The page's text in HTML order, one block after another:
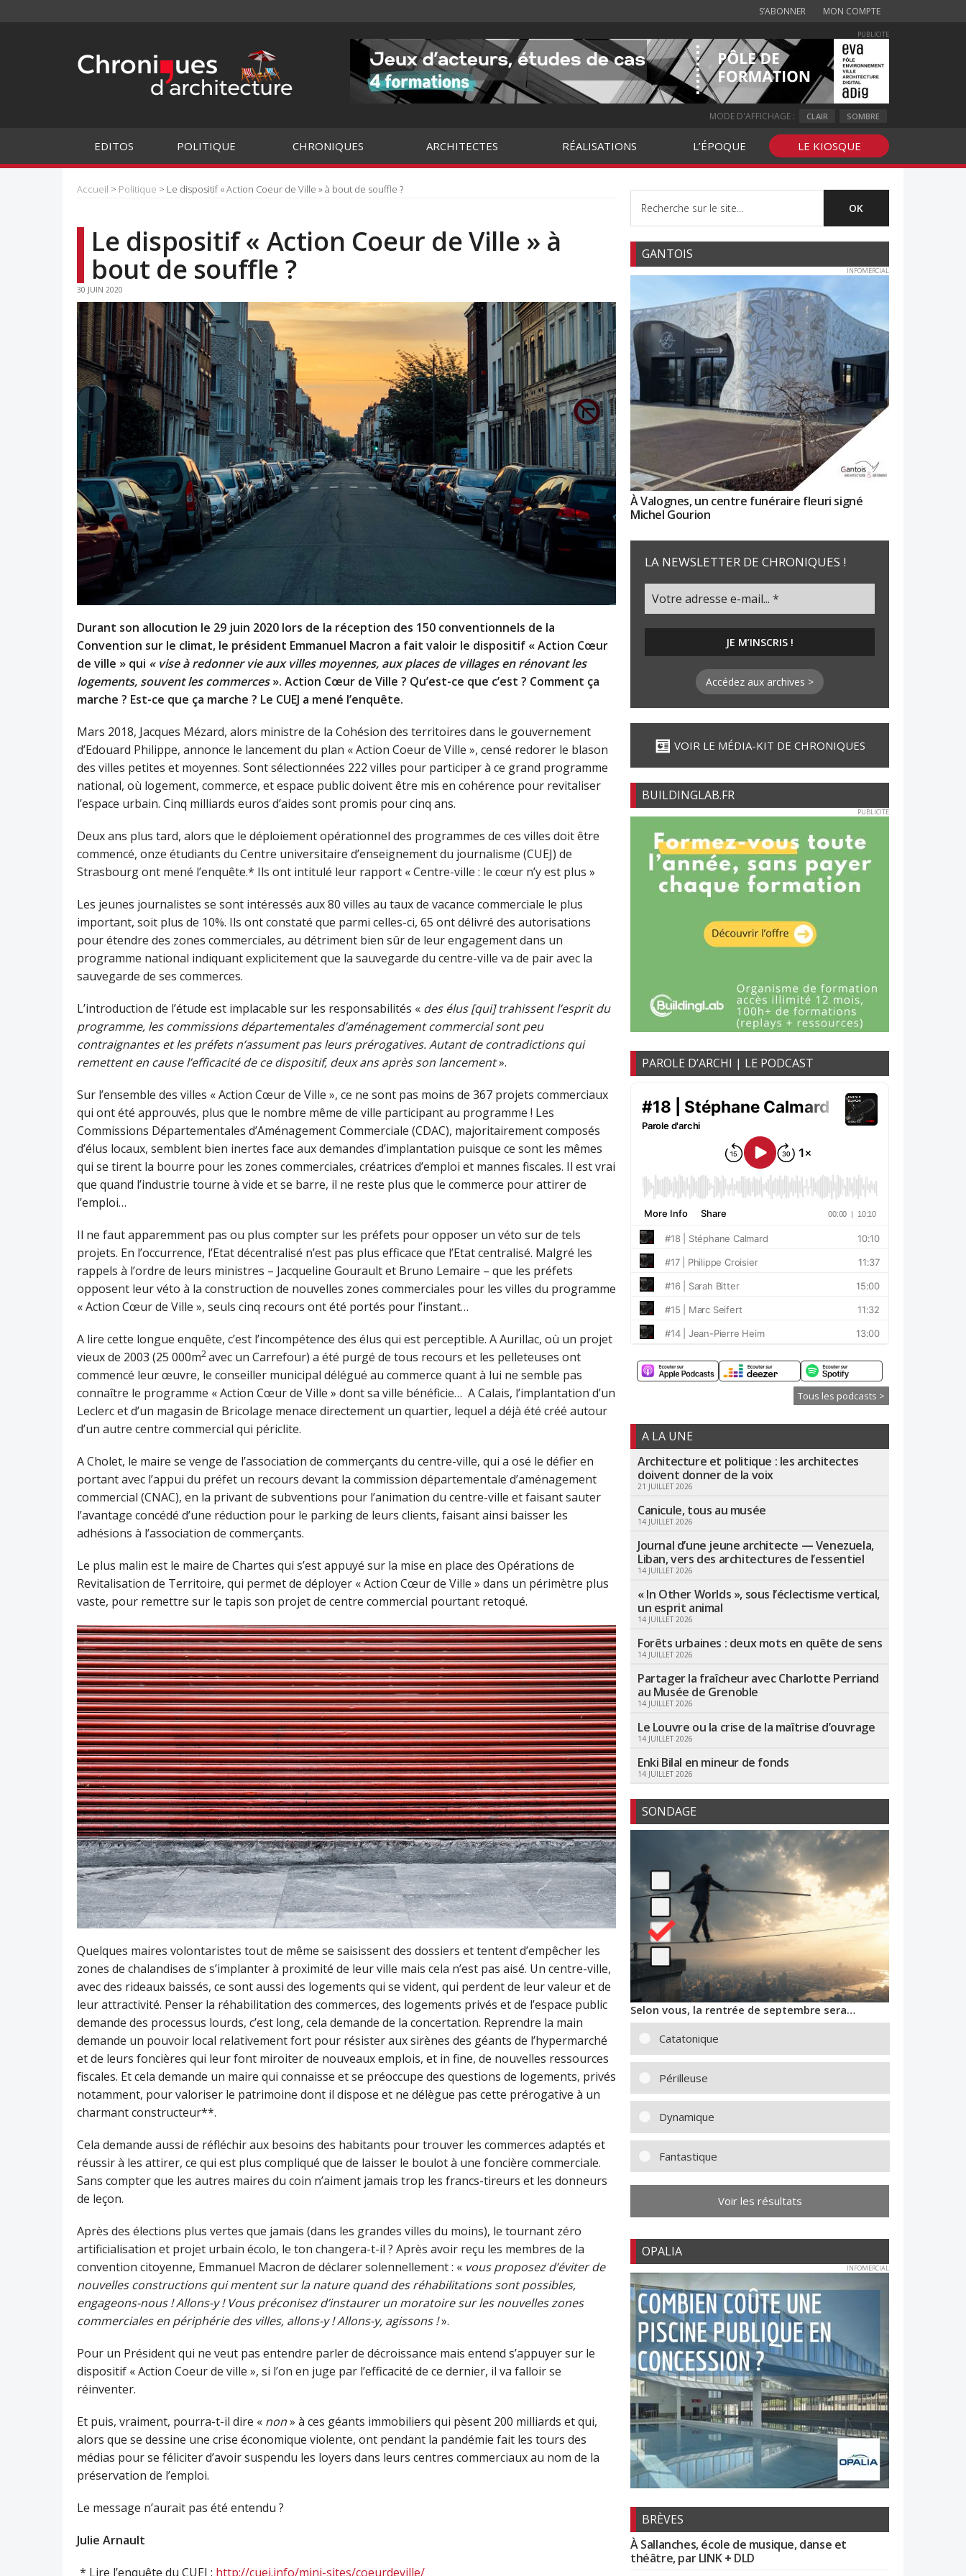
S’ABONNER MON COMPTE
PUBLICITE
MODE D'AFFICHAGE : CLAIR SOMBRE
EDITOS POLITIQUE CHRONIQUES ARCHITECTES RÉALISATIONS L’ÉPOQUE LE KIOSQUE
Accueil > Politique > Le dispositif « Action Coeur de Ville » à bout de souffle ?
Le dispositif « Action Coeur de Ville » à
bout de souffle ?
30 JUIN 2020
Durant son allocution le 29 juin 2020 lors de la réception des 150 conventionnels de la
Convention sur le climat, le président Emmanuel Macron a fait valoir le dispositif « Action Cœur
de ville » qui « vise à redonner vie aux villes moyennes, aux places de villages en rénovant les
logements, souvent les commerces». Action Cœur de Ville ? Qu’est-ce que c’est ? Comment ça
marche ? Est-ce que ça marche ? Le CUEJ a mené l’enquête.
Mars 2018, Jacques Mézard, alors ministre de la Cohésion des territoires dans le gouvernement
d’Edouard Philippe, annonce le lancement du plan « Action Coeur de Ville », censé redorer le blason
des villes petites et moyennes. Sont sélectionnées 222 villes pour participer à ce grand programme
national, où logement, commerce, et espace public doivent être mis en cohérence pour revitaliser
l’espace urbain. Cinq milliards euros d’aides sont promis pour cinq ans.
Deux ans plus tard, alors que le déploiement opérationnel des programmes de ces villes doit être
commencé, onze étudiants du Centre universitaire d’enseignement du journalisme (CUEJ) de
Strasbourg ont mené l’enquête.* Ils ont intitulé leur rapport « Centre-ville : le cœur n’y est plus »
Les jeunes journalistes se sont intéressés aux 80 villes au taux de vacance commerciale le plus
important, soit plus de 10%. Ils ont constaté que parmi celles-ci, 65 ont délivré des autorisations
pour étendre des zones commerciales, au détriment bien sûr de leur engagement dans un
programme national indiquant explicitement que la sauvegarde du centre-ville va de pair avec la
sauvegarde de ses commerces.
L’introduction de l’étude est implacable sur les responsabilités « des élus [qui] trahissent l’esprit du
programme, les commissions départementales d’aménagement commercial sont peu
contraignantes et les préfets n’assument pas leurs prérogatives. Autant de contradictions qui
remettent en cause l’efficacité de ce dispositif, deux ans après son lancement».
Sur l’ensemble des villes « Action Cœur de Ville », ce ne sont pas moins de 367 projets commerciaux
qui ont été approuvés, plus que le nombre même de ville participant au programme ! Les
Commissions Départementales d’Aménagement Commerciale (CDAC), majoritairement composés
d’élus locaux, semblent bien inertes face aux demandes d’implantation puisque ce sont les mêmes
qui se tirent la bourre pour les zones commerciales, créatrices d’emploi et mannes fiscales. Il est vrai
que quand l’industrie tourne à vide et se barre, il ne reste plus que le commerce pour attirer de
l’emploi…
Il ne faut apparemment pas ou plus compter sur les préfets pour opposer un véto sur de tels
projets. En l’occurrence, l’Etat décentralisé n’est pas plus efficace que l’Etat centralisé. Malgré les
rappels à l’ordre de leurs ministres – Jacqueline Gourault et Bruno Lemaire – que les préfets
opposent leur véto à la construction de nouvelles zones commerciales pour les villes du programme
« Action Cœur de Ville », seuls cinq recours ont été portés pour l’instant…
A lire cette longue enquête, c’est l’incompétence des élus qui est perceptible. A Aurillac, où un projet
vieux de 2003 (25 000m2avec un Carrefour) a été purgé de tous recours et les pelleteuses ont
commencé leur œuvre, le conseiller municipal délégué au commerce quant à lui ne semble pas
connaître le programme « Action Cœur de Ville » dont sa ville bénéficie… A Calais, l’implantation d’un
Leclerc et d’un magasin de Bricolage menace directement un quartier, lequel a déjà été créé autour
d’un autre centre commercial qui périclite.
A Cholet, le maire se venge de l’association de commerçants du centre-ville, qui a osé le défier en
portant avec l’appui du préfet un recours devant la commission départementale d’aménagement
commercial (CNAC), en la privant de subventions pour l’animation du centre-ville et faisant sauter
l’avantage concédé d’une réduction pour le parking de leurs clients, faisant ainsi baisser les
adhésions à l’association de commerçants.
Le plus malin est le maire de Chartes qui s’est appuyé sur la mise en place des Opérations de
Revitalisation de Territoire, qui permet de déployer « Action Cœur de Ville » dans un périmètre plus
vaste, pour remettre sur le tapis son projet de centre commercial pourtant retoqué.
Quelques maires volontaristes tout de même se saisissent des dossiers et tentent d’empêcher les
zones de chalandises de s’implanter à proximité de leur ville mais cela n’est pas aisé. Un centre-ville,
avec des rideaux baissés, ce sont aussi des logements qui se vident, qui perdent de leur valeur et de
leur attractivité. Penser la réhabilitation des commerces, des logements privés et de l’espace public
demande des processus lourds, c’est long, cela demande de la concertation. Reprendre la main
demande un pouvoir local relativement fort pour résister aux sirènes des géants de l’hypermarché
et de leurs foncières qui leur font miroiter de nouveaux emplois, et in fine, de nouvelles ressources
fiscales. Et cela demande un maire qui connaisse et se préoccupe des questions de logements, privés
notamment, pour valoriser le patrimoine dont il dispose et ne délègue pas cette prérogative à un
charmant constructeur**.
Cela demande aussi de réfléchir aux besoins des habitants pour trouver les commerces adaptés et
réussir à les attirer, ce qui est plus compliqué que de laisser le boulot à une foncière commerciale.
Sans compter que les autres maires du coin n’aiment jamais trop les francs-tireurs et les donneurs
de leçon.
Après des élections plus vertes que jamais (dans les grandes villes du moins), le tournant zéro
artificialisation et projet urbain écolo, le ton changera-t-il ? Après avoir reçu les membres de la
convention citoyenne, Emmanuel Macron de déclarer solennellement : « vous proposez d’éviter de
nouvelles constructions qui mentent sur la nature quand des réhabilitations sont possibles,
engageons-nous ! Allons-y ! Vous préconisez d’instaurer un moratoire sur les nouvelles zones
commerciales en périphérie des villes, allons-y ! Allons-y, agissons !».
Pour un Président qui ne veut pas entendre parler de décroissance mais entend s’appuyer sur le
dispositif « Action Coeur de ville », si l’on en juge par l’efficacité de ce dernier, il va falloir se
réinventer.
Et puis, vraiment, pourra-t-il dire « non» à ces géants immobiliers qui pèsent 200 milliards et qui,
alors que se dessine une crise économique violente, ont pendant la pandémie fait les tours des
médias pour se féliciter d’avoir suspendu les loyers dans leurs centres commerciaux au nom de la
préservation de l’emploi.
Le message n’aurait pas été entendu ?
Julie Arnault
* Lire l’enquête du CUEJ : http://cuej.info/mini-sites/coeurdeville/
GANTOIS
INFOMERCIAL
À Valognes, un centre funéraire fleuri signé
Michel Gourion
LA NEWSLETTER DE CHRONIQUES !
Accédez aux archives >
VOIR LE MÉDIA-KIT DE CHRONIQUES
BUILDINGLAB.FR
PUBLICITE
PAROLE D’ARCHI | LE PODCAST
Tous les podcasts >
A LA UNE
Architecture et politique : les architectes
doivent donner de la voix
21 JUILLET 2026
Canicule, tous au musée
14 JUILLET 2026
Journal d’une jeune architecte — Venezuela,
Liban, vers des architectures de l’essentiel
14 JUILLET 2026
« In Other Worlds », sous l’éclectisme vertical,
un esprit animal
14 JUILLET 2026
Forêts urbaines : deux mots en quête de sens
14 JUILLET 2026
Partager la fraîcheur avec Charlotte Perriand
au Musée de Grenoble
14 JUILLET 2026
Le Louvre ou la crise de la maîtrise d’ouvrage
14 JUILLET 2026
Enki Bilal en mineur de fonds
14 JUILLET 2026
SONDAGE
Selon vous, la rentrée de septembre sera…
Catatonique
Périlleuse
Dynamique
Fantastique
Voir les résultats
OPALIA
INFOMERCIAL
BRÈVES
À Sallanches, école de musique, danse et
théâtre, par LINK + DLD